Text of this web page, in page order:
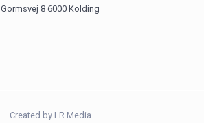
Gormsvej 8 6000 Kolding
Created by LR Media